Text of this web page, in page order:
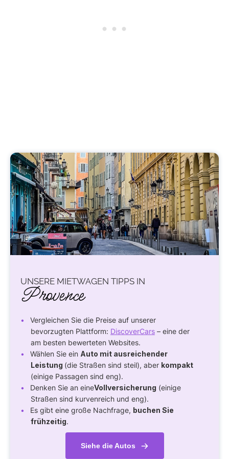
UNSERE MIETWAGEN TIPPS IN
Provence
Vergleichen Sie die Preise auf unserer
bevorzugten Plattform: DiscoverCars – eine der
am besten bewerteten Websites.
Wählen Sie ein Auto mit ausreichender
Leistung (die Straßen sind steil), aber kompakt
(einige Passagen sind eng).
Denken Sie an eineVollversicherung (einige
Straßen sind kurvenreich und eng).
Es gibt eine große Nachfrage, buchen Sie
frühzeitig.
Siehe die Autos